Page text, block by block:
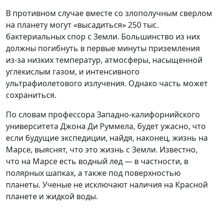
В противном случае вместе со злополучным сверлом
на планету могут «высадиться» 250 тыс.
бактериальных спор с Земли. Большинство из них
должны погибнуть в первые минуты приземления
из-за низких температур, атмосферы, насыщенной
углекислым газом, и интенсивного
ультрафиолетового излучения. Однако часть может
сохраниться.
По словам профессора Западно-калифорнийского
университета Джона Ди Руммела, будет ужасно, что
если будущие экспедиции, найдя, наконец, жизнь на
Марсе, выяснят, что это жизнь с Земли. Известно,
что на Марсе есть водный лед — в частности, в
полярных шапках, а также под поверхностью
планеты. Ученые не исключают наличия на Красной
планете и жидкой воды.